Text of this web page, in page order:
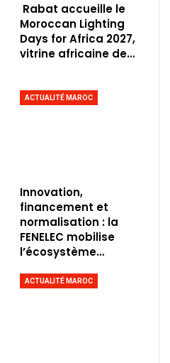
Rabat accueille le
Moroccan Lighting
Days for Africa 2027,
vitrine africaine de…
ACTUALITÉ MAROC
Innovation,
financement et
normalisation : la
FENELEC mobilise
l’écosystème…
ACTUALITÉ MAROC